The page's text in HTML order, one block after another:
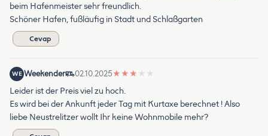
beim Hafenmeister sehr freundlich.
Schöner Hafen, fußläufig in Stadt und Schlaßgarten
Cevap
WE Weekender 02.10.2025★ ★ ★ ★ ★
Leider ist der Preis viel zu hoch.
Es wird bei der Ankunft jeder Tag mit Kurtaxe berechnet ! Also
liebe Neustrelitzer wollt Ihr keine Wohnmobile mehr?